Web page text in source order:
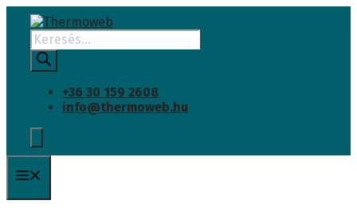
Kilépés
tartalomba
Products
search
+36 30 159 2608
info@thermoweb.hu